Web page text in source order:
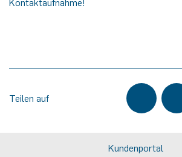
Kontaktaufnahme!
Teilen auf
Kundenportal